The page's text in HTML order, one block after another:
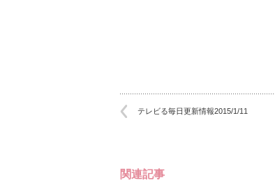
テレビる毎日更新情報2015/1/11
関連記事